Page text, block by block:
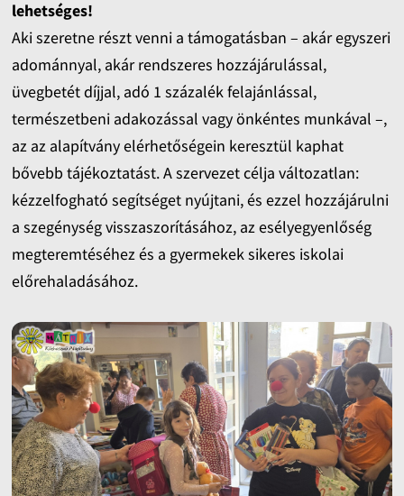
lehetséges!
Aki szeretne részt venni a támogatásban – akár egyszeri
adománnyal, akár rendszeres hozzájárulással,
üvegbetét díjjal, adó 1 százalék felajánlással,
természetbeni adakozással vagy önkéntes munkával –,
az az alapítvány elérhetőségein keresztül kaphat
bővebb tájékoztatást. A szervezet célja változatlan:
kézzelfogható segítséget nyújtani, és ezzel hozzájárulni
a szegénység visszaszorításához, az esélyegyenlőség
megteremtéséhez és a gyermekek sikeres iskolai
előrehaladásához.